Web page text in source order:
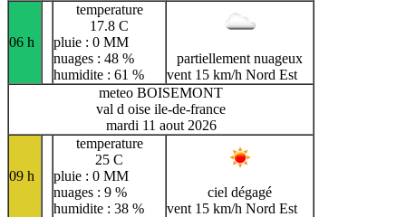
06 h
temperature
17.8 C
pluie : 0 MM
nuages : 48 %
humidite : 61 %
partiellement nuageux
vent 15 km/h Nord Est
meteo BOISEMONT
val d oise ile-de-france
mardi 11 aout 2026
09 h
temperature
25 C
pluie : 0 MM
nuages : 9 %
humidite : 38 %
ciel dégagé
vent 15 km/h Nord Est